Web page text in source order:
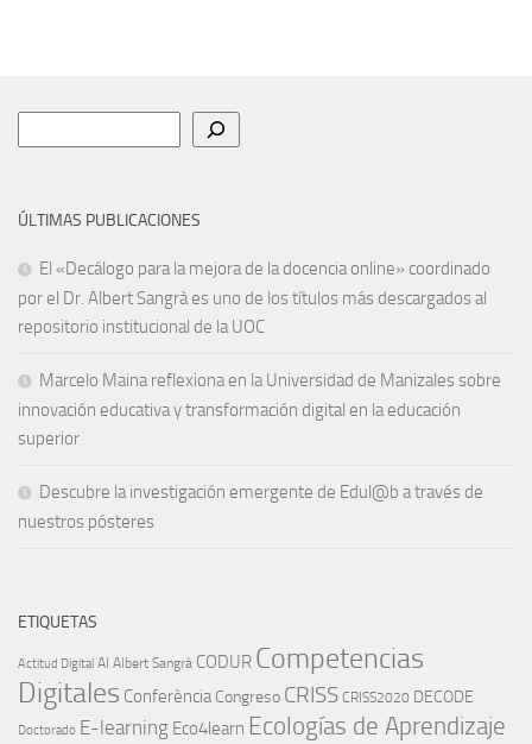
ÚLTIMAS PUBLICACIONES
El «Decálogo para la mejora de la docencia online» coordinado
por el Dr. Albert Sangrà es uno de los títulos más descargados al
repositorio institucional de la UOC
Marcelo Maina reflexiona en la Universidad de Manizales sobre
innovación educativa y transformación digital en la educación
superior
Descubre la investigación emergente de Edul@b a través de
nuestros pósteres
ETIQUETAS
Actitud Digital AI Albert Sangrà CODUR Competencias
Digitales Conferència Congreso CRISS CRISS2020 DECODE
Doctorado E-learning Eco4learn Ecologías de Aprendizaje